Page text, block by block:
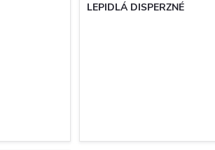
LEPIDLÁ DISPERZNÉ